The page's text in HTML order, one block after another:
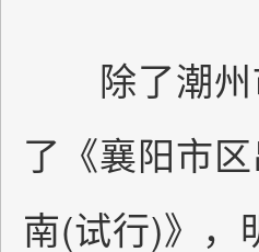
除了潮州
了《襄阳市
南(试行)》，